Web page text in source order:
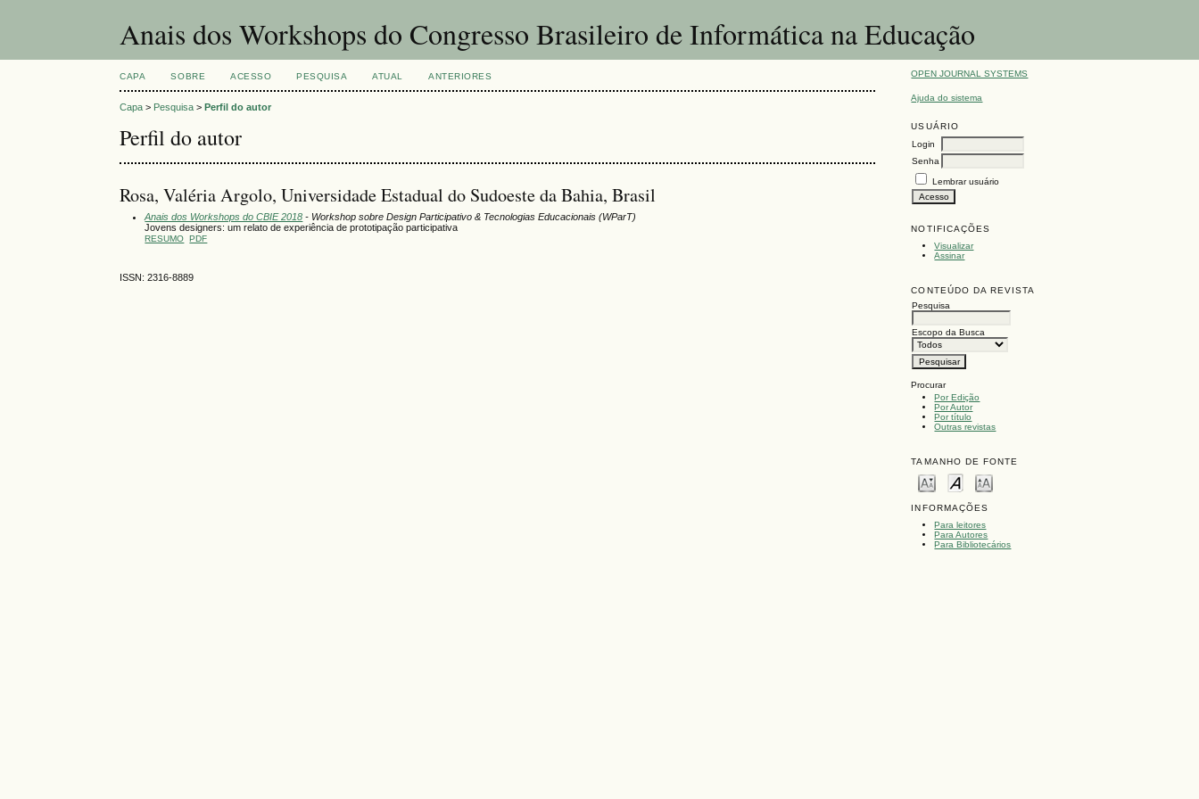
Anais dos Workshops do Congresso Brasileiro de Informática na Educação
OPEN JOURNAL SYSTEMS
Ajuda do sistema
USUÁRIO
Login
Senha
Lembrar usuário
NOTIFICAÇÕES
Visualizar
Assinar
CONTEÚDO DA REVISTA
Pesquisa
Escopo da Busca
Procurar
Por Edição
Por Autor
Por título
Outras revistas
TAMANHO DE FONTE
INFORMAÇÕES
Para leitores
Para Autores
Para Bibliotecários
CAPA SOBRE ACESSO PESQUISA ATUAL ANTERIORES
Capa > Pesquisa >Perfil do autor
Perfil do autor
Rosa, Valéria Argolo, Universidade Estadual do Sudoeste da Bahia, Brasil
Anais dos Workshops do CBIE 2018 - Workshop sobre Design Participativo & Tecnologias Educacionais (WParT)
Jovens designers: um relato de experiência de prototipação participativa
RESUMO PDF
ISSN: 2316-8889